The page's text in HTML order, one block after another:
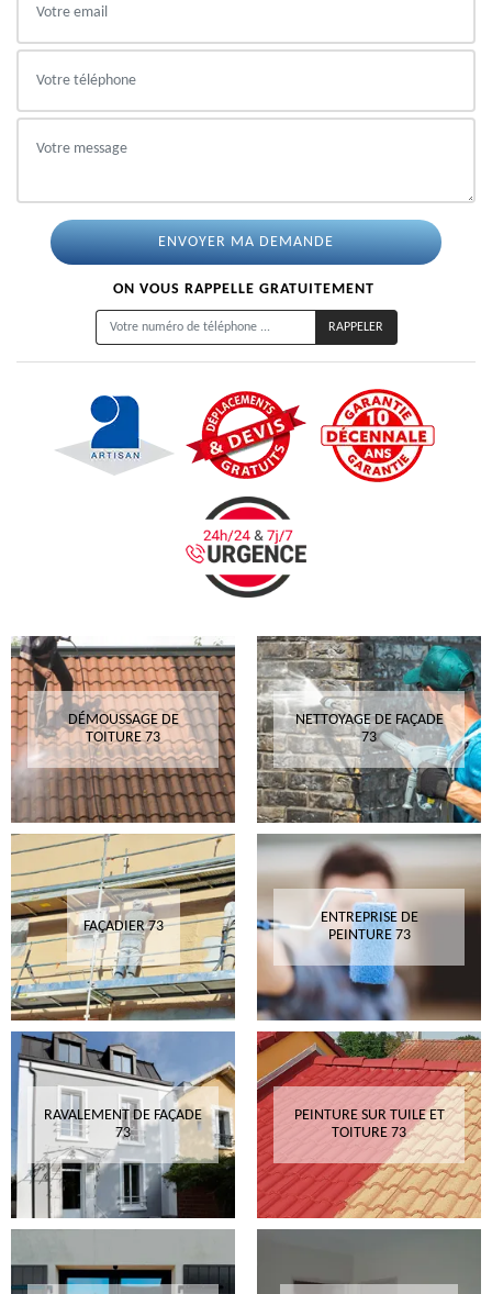
ON VOUS RAPPELLE GRATUITEMENT
DÉMOUSSAGE DE
TOITURE 73
NETTOYAGE DE FAÇADE
73
FAÇADIER 73
ENTREPRISE DE
PEINTURE 73
RAVALEMENT DE FAÇADE
73
PEINTURE SUR TUILE ET
TOITURE 73